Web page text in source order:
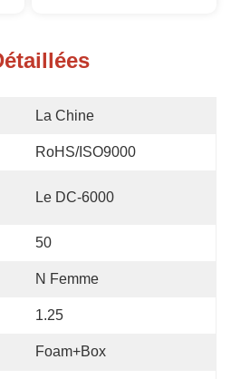
La Chine
RoHS/ISO9000
Le DC-6000
50
N Femme
1.25
Foam+box